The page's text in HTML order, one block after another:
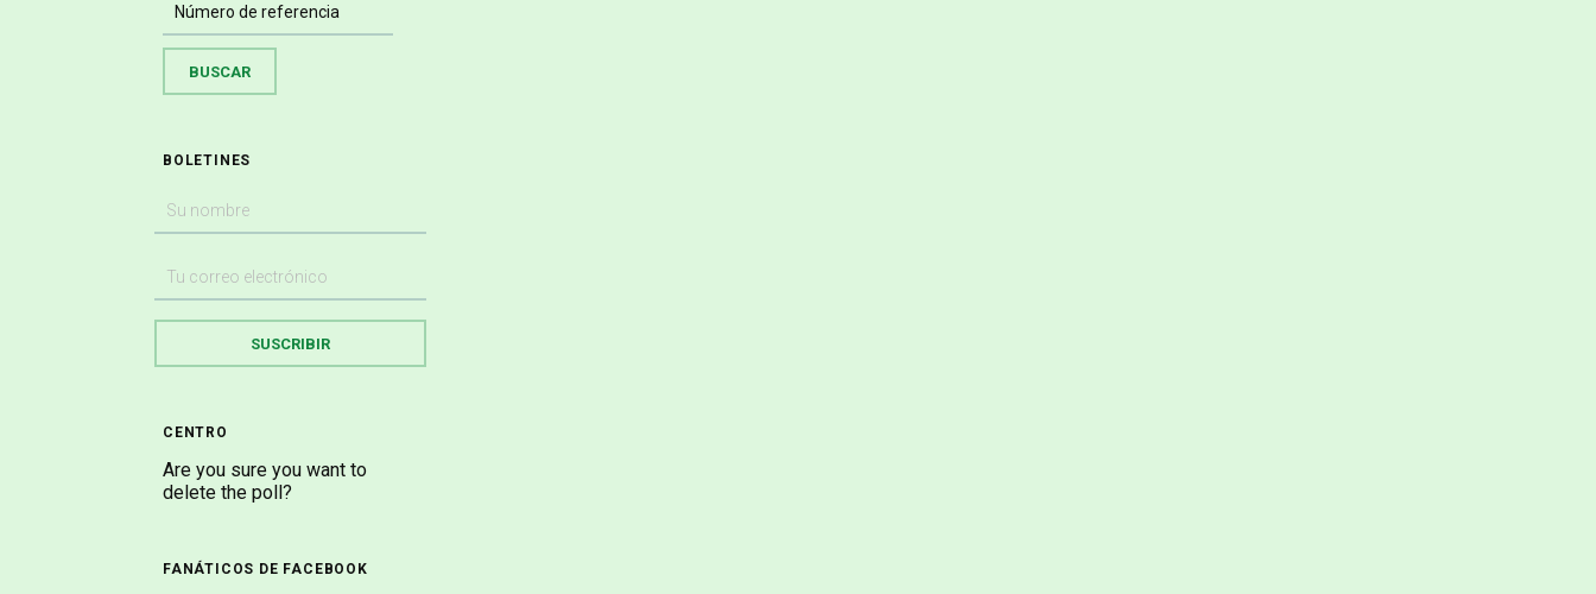
BOLETINES
CENTRO
Are you sure you want to
delete the poll?
FANÁTICOS DE FACEBOOK